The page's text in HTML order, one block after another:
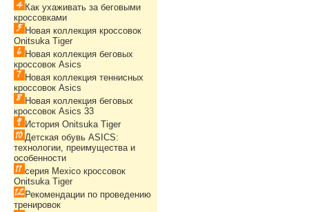
Как ухаживать за беговыми
кроссовками
Новая коллекция кроссовок
Onitsuka Tiger
Новая коллекция беговых
кроссовок Asics
Новая коллекция теннисных
кроссовок Asics
Новая коллекция беговых
кроссовок Asics 33
История Onitsuka Tiger
Детская обувь ASICS:
технологии, преимущества и
особенности
серия Mexico кроссовок
Onitsuka Tiger
Рекомендации по проведению
тренировок